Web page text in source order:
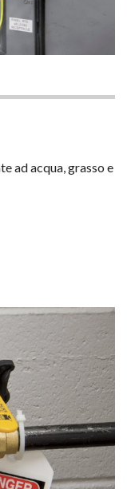
ad acqua, grasso e